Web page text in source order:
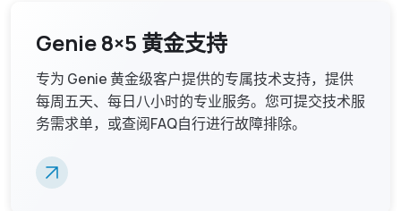
Genie 8×5 黄金支持
专为 Genie 黄金级客户提供的专属技术支持，提供
每周五天、每日八小时的专业服务。您可提交技术服
务需求单，或查阅FAQ自行进行故障排除。